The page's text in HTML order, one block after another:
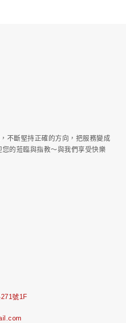
不斷堅持正確的方向，把服務變成
的蒞臨與指教～與我們享受快樂
號1F